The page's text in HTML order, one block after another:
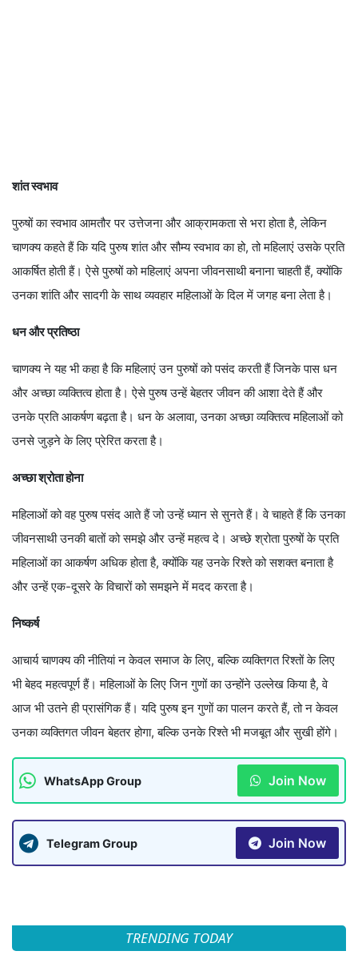
शांत स्वभाव
पुरुषों का स्वभाव आमतौर पर उत्तेजना और आक्रामकता से भरा होता है, लेकिन
चाणक्य कहते हैं कि यदि पुरुष शांत और सौम्य स्वभाव का हो, तो महिलाएं उसके प्रति
आकर्षित होती हैं। ऐसे पुरुषों को महिलाएं अपना जीवनसाथी बनाना चाहती हैं, क्योंकि
उनका शांति और सादगी के साथ व्यवहार महिलाओं के दिल में जगह बना लेता है।
धन और प्रतिष्ठा
चाणक्य ने यह भी कहा है कि महिलाएं उन पुरुषों को पसंद करती हैं जिनके पास धन
और अच्छा व्यक्तित्व होता है। ऐसे पुरुष उन्हें बेहतर जीवन की आशा देते हैं और
उनके प्रति आकर्षण बढ़ता है। धन के अलावा, उनका अच्छा व्यक्तित्व महिलाओं को
उनसे जुड़ने के लिए प्रेरित करता है।
अच्छा श्रोता होना
महिलाओं को वह पुरुष पसंद आते हैं जो उन्हें ध्यान से सुनते हैं। वे चाहते हैं कि उनका
जीवनसाथी उनकी बातों को समझे और उन्हें महत्व दे। अच्छे श्रोता पुरुषों के प्रति
महिलाओं का आकर्षण अधिक होता है, क्योंकि यह उनके रिश्ते को सशक्त बनाता है
और उन्हें एक-दूसरे के विचारों को समझने में मदद करता है।
निष्कर्ष
आचार्य चाणक्य की नीतियां न केवल समाज के लिए, बल्कि व्यक्तिगत रिश्तों के लिए
भी बेहद महत्वपूर्ण हैं। महिलाओं के लिए जिन गुणों का उन्होंने उल्लेख किया है, वे
आज भी उतने ही प्रासंगिक हैं। यदि पुरुष इन गुणों का पालन करते हैं, तो न केवल
उनका व्यक्तिगत जीवन बेहतर होगा, बल्कि उनके रिश्ते भी मजबूत और सुखी होंगे।
WhatsApp Group Join Now
Telegram Group Join Now
TRENDING TODAY